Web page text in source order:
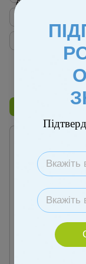
Засоби для
Зубні
Bibs